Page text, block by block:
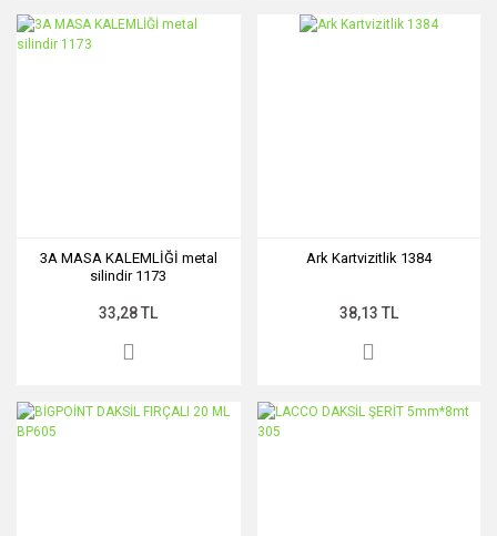
3A MASA KALEMLİĞİ metal
silindir 1173
33,28 TL
Ark Kartvizitlik 1384
38,13 TL